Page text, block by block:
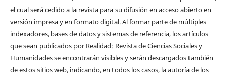
el cual será cedido a la revista para su difusión en acceso abierto en
versión impresa y en formato digital. Al formar parte de múltiples
indexadores, bases de datos y sistemas de referencia, los artículos
que sean publicados por Realidad: Revista de Ciencias Sociales y
Humanidades se encontrarán visibles y serán descargados también
de estos sitios web, indicando, en todos los casos, la autoría de los